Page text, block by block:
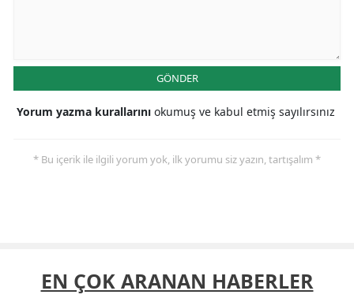
GÖNDER
Yorum yazma kurallarını okumuş ve kabul etmiş sayılırsınız
* Bu içerik ile ilgili yorum yok, ilk yorumu siz yazın, tartışalım *
EN ÇOK ARANAN HABERLER